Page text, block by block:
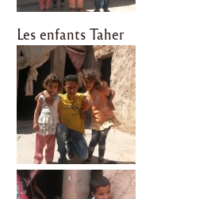
Les enfants Taher